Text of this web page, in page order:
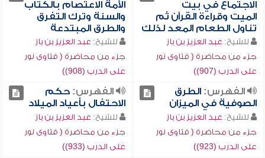
الاجتماع في بيت
الميت وقراءة القرآن ثم
تناول الطعام المعد لذلك
للشيخ: عبد العزيز بن باز
جزء من محاضرة ( فتاوى نور
على الدرب (907))
الأمة الاعتصام بالكتاب
والسنة وترك التفرق
والطرق المبتدعة
للشيخ: عبد العزيز بن باز
جزء من محاضرة ( فتاوى نور
على الدرب (908))
الفهرس:الطرق
الصوفية في الميزان
للشيخ: عبد العزيز بن باز
جزء من محاضرة ( فتاوى نور
على الدرب (923))
الفهرس:حكم
الاحتفال بأعياد الميلاد
للشيخ: عبد العزيز بن باز
جزء من محاضرة ( فتاوى نور
على الدرب (933))